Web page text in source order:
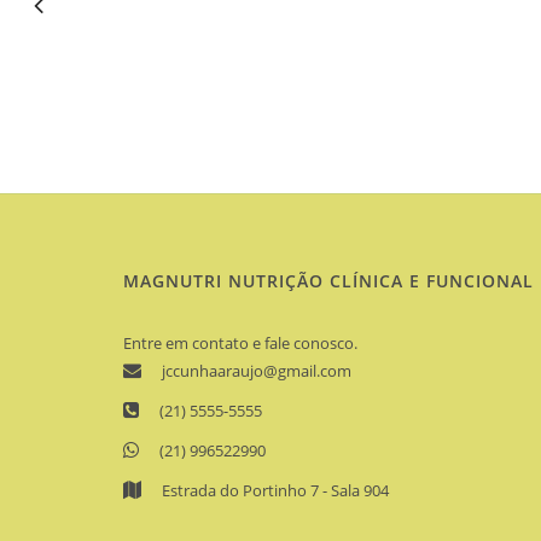
MAGNUTRI NUTRIÇÃO CLÍNICA E FUNCIONAL
Entre em contato e fale conosco.
jccunhaaraujo@gmail.com
(21) 5555-5555
(21) 996522990
Estrada do Portinho 7 - Sala 904